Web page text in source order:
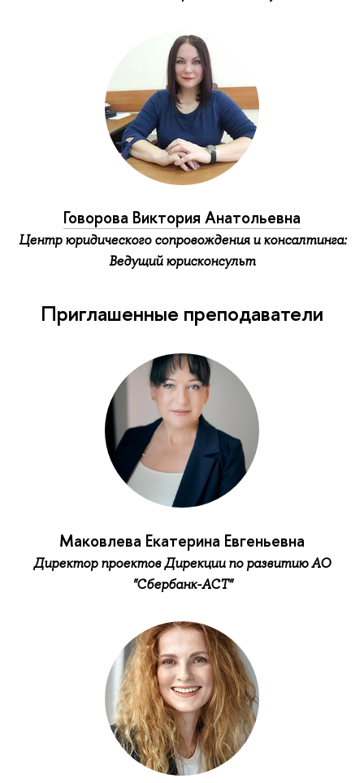
Говорова Виктория Анатольевна
Центр юридического сопровождения и консалтинга:
Ведущий юрисконсульт
Приглашенные преподаватели
Маковлева Екатерина Евгеньевна
Директор проектов Дирекции по развитию АО
"Сбербанк-АСТ"